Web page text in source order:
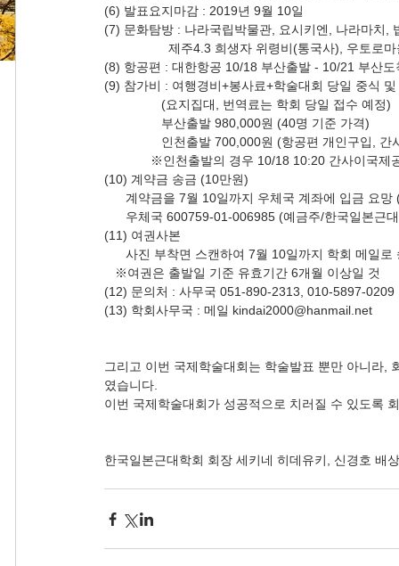
(6) 발표요지마감 : 2019년 9월 10일
(7) 문화탐방 : 나라국립박물관, 요시키엔, 나라마치,
제주4.3 희생자 위령비(통국사), 우토
(8) 항공편 : 대한항공 10/18 부산출발 - 10/21 부산
(9) 참가비 : 여행경비+봉사료+학술대회 당일 중식
                (요지집대, 번역료는 학회 당일 접수 예정)
                부산출발 980,000원 (40명 기준 가격)
인천출발 700,000원 (항공편 개인구
※인천출발의 경우 10/18 10:20 간사이국
(10) 계약금 송금 (10만원)
계약금을 7월 10일까지 우체국 계좌에 입금 요
우체국 600759-01-006985 (예금주/한국일본근
(11) 여권사본
사진 부착면 스캔하여 7월 10일까지 학회 메일
   ※여권은 출발일 기준 유효기간 6개월 이상일 것
(12) 문의처 : 사무국 051-890-2313, 010-5897-0209
(13) 학회사무국 : 메일 kindai2000@hanmail.net
그리고 이번 국제학술대회는 학술발표 뿐만 아니라,
였습니다.
이번 국제학술대회가 성공적으로 치러질 수 있도록
한국일본근대학회 회장 세키네 히데유키, 신경호 배상